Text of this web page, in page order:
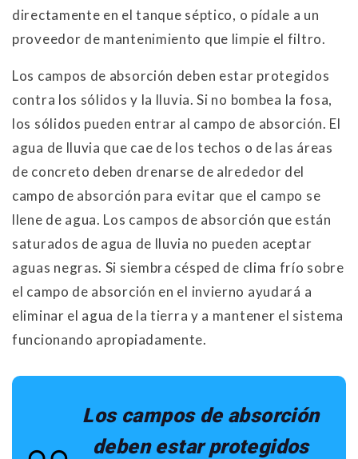
directamente en el tanque séptico, o pídale a un
proveedor de mantenimiento que limpie el filtro.
Los campos de absorción deben estar protegidos
contra los sólidos y la lluvia. Si no bombea la fosa,
los sólidos pueden entrar al campo de absorción. El
agua de lluvia que cae de los techos o de las áreas
de concreto deben drenarse de alrededor del
campo de absorción para evitar que el campo se
llene de agua. Los campos de absorción que están
saturados de agua de lluvia no pueden aceptar
aguas negras. Si siembra césped de clima frío sobre
el campo de absorción en el invierno ayudará a
eliminar el agua de la tierra y a mantener el sistema
funcionando apropiadamente.
Los campos de absorción
deben estar protegidos